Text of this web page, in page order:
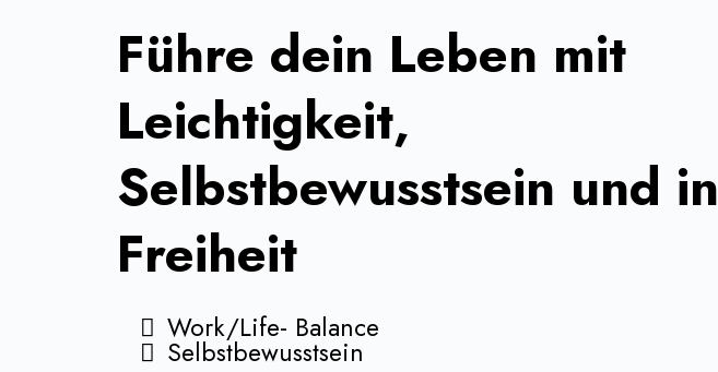
Führe dein Leben mit
Leichtigkeit,
Selbstbewusstsein und in
Freiheit
Work/Life- Balance
Selbstbewusstsein